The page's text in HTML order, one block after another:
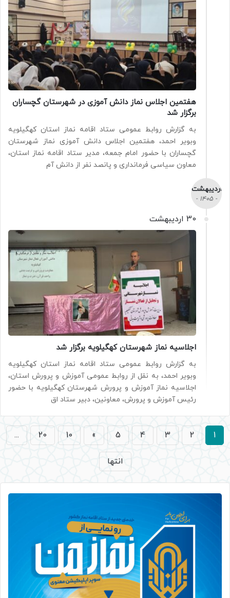
هفتمین اجلاس نماز دانش آموزی در شهرستان گچساران
برگزار شد
به گزارش روابط عمومی ستاد اقامه نماز استان کهگیلویه
وبویر احمد، هفتمین اجلاس دانش آموزی نماز شهرستان
گچساران با حضور امام جمعه، مدیر ستاد اقامه نماز استان،
معاون سیاسی فرمانداری و پانصد نفر از دانش آم
اردیبهشت
- 1405 -
30 اردیبهشت
اجلاسیه نماز شهرستان کهگیلویه برگزار شد
به گزارش روابط عمومی ستاد اقامه نماز استان کهگیلویه
وبویر احمد، به نقل از روابط عمومی آموزش و پرورش استان،
اجلاسیه نماز آموزش و پرورش شهرستان کهگیلویه با حضور
رئیس آموزش و پرورش، معاونین، دبیر ستاد اق
1
2
3
4
5
»
10
20
...
انتها